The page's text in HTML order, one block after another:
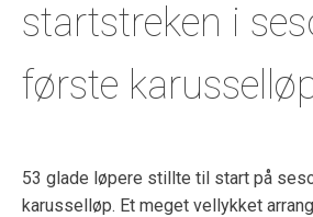
startstreken i
første
53 glade løpere stillte til start på
karusselløp. Et meget vellykket